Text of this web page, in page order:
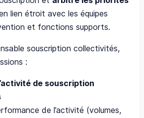
lien étroit avec les équipes
et fonctions supports.
souscription collectivités,
:
de souscription
de l’activité (volumes,